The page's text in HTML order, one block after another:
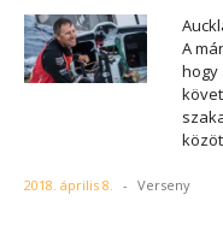
A
hogy
2018. április 8. - Verseny